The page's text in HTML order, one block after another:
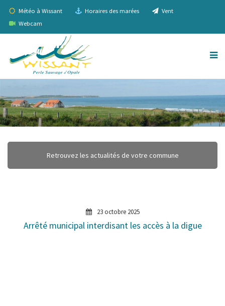
Météo à Wissant Horaires des marées
Vent
Webcam
Retrouvez les actualités de votre commune
23 octobre 2025
Arrêté municipal interdisant les accès à la digue